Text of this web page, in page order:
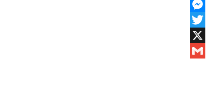
WhatsApp
Messenger
Twitter
X